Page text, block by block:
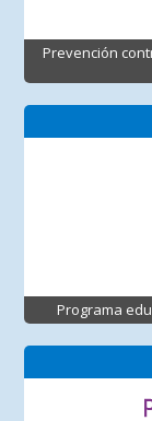
Prevención
Programa